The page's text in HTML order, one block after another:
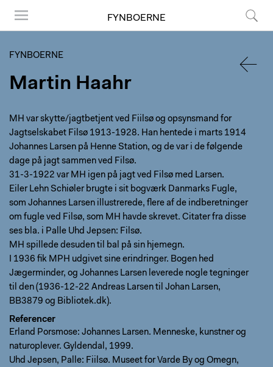
FYNBOERNE
FYNBOERNE
Martin Haahr
MH var skytte/jagtbetjent ved Fiilsø og opsynsmand for
Jagtselskabet Filsø 1913-1928. Han hentede i marts 1914
Johannes Larsen på Henne Station, og de var i de følgende
dage på jagt sammen ved Filsø.
31-3-1922 var MH igen på jagt ved Filsø med Larsen.
Eiler Lehn Schiøler brugte i sit bogværk Danmarks Fugle,
som Johannes Larsen illustrerede, flere af de indberetninger
om fugle ved Filsø, som MH havde skrevet. Citater fra disse
ses bla. i Palle Uhd Jepsen: Filsø.
MH spillede desuden til bal på sin hjemegn.
I 1936 fik MPH udgivet sine erindringer. Bogen hed
Jægerminder, og Johannes Larsen leverede nogle tegninger
til den (1936-12-22 Andreas Larsen til Johan Larsen,
BB3879 og Bibliotek.dk).
Referencer
Erland Porsmose: Johannes Larsen. Menneske, kunstner og
naturoplever. Gyldendal, 1999.
Uhd Jepsen, Palle: Fiilsø. Museet for Varde By og Omegn,